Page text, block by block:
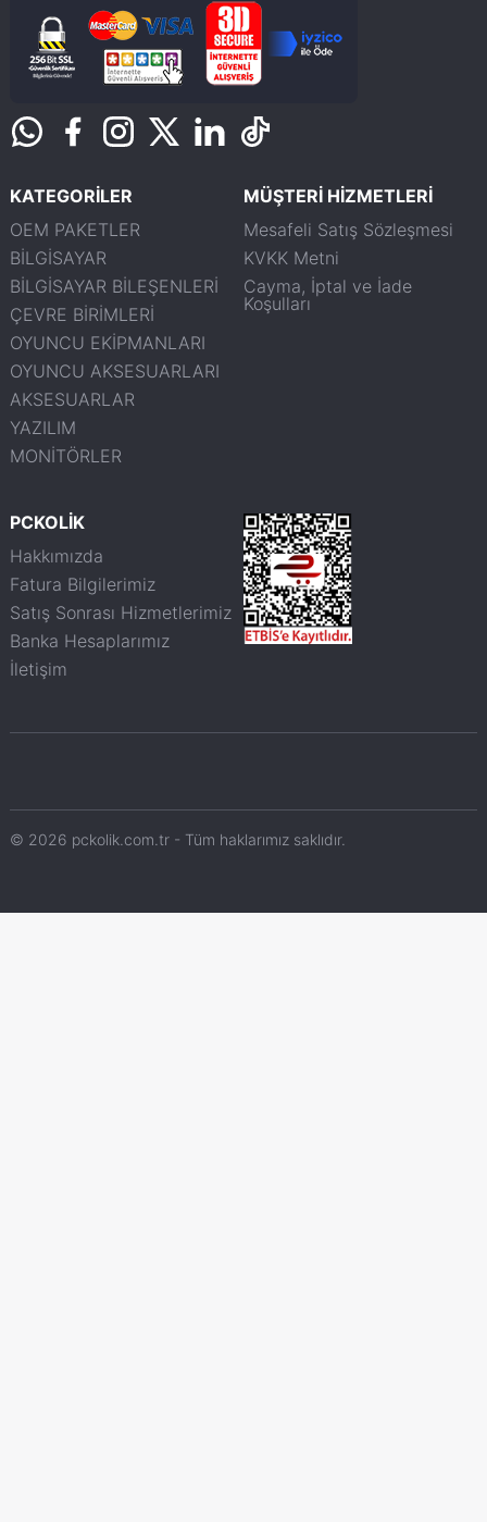
KATEGORİLER
OEM PAKETLER
BİLGİSAYAR
BİLGİSAYAR BİLEŞENLERİ
ÇEVRE BİRİMLERİ
OYUNCU EKİPMANLARI
OYUNCU AKSESUARLARI
AKSESUARLAR
YAZILIM
MONİTÖRLER
MÜŞTERİ HİZMETLERİ
Mesafeli Satış Sözleşmesi
KVKK Metni
Cayma, İptal ve İade
Koşulları
PCKOLİK
Hakkımızda
Fatura Bilgilerimiz
Satış Sonrası Hizmetlerimiz
Banka Hesaplarımız
İletişim
© 2026 pckolik.com.tr - Tüm haklarımız saklıdır.